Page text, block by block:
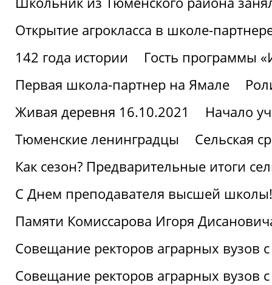
Открытие агрокласса в школе-
142 года истории
Гость программы
Первая школа-партнер на Ямале
Живая деревня 16.10.2021
Начало
Тюменские ленинградцы
Сельская
Как сезон? Предварительные итоги
С Днем преподавателя высшей школы!
Памяти Комиссарова Игоря
Совещание ректоров аграрных
Совещание ректоров аграрных